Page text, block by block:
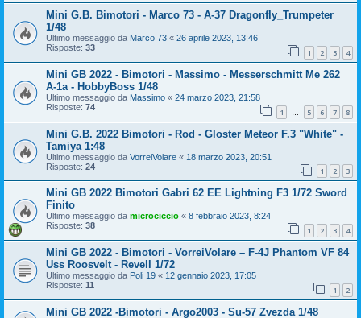
Mini G.B. Bimotori - Marco 73 - A-37 Dragonfly_Trumpeter
1/48
Ultimo messaggio da Marco 73 « 26 aprile 2023, 13:46
Risposte: 33 1 2 3 4
Mini GB 2022 - Bimotori - Massimo - Messerschmitt Me 262
A-1a - HobbyBoss 1/48
Ultimo messaggio da Massimo « 24 marzo 2023, 21:58
Risposte: 74 1 … 5 6 7 8
Mini G.B. 2022 Bimotori - Rod - Gloster Meteor F.3 "White" -
Tamiya 1:48
Ultimo messaggio da VorreiVolare « 18 marzo 2023, 20:51
Risposte: 24 1 2 3
Mini GB 2022 Bimotori Gabri 62 EE Lightning F3 1/72 Sword
Finito
Ultimo messaggio da microciccio « 8 febbraio 2023, 8:24
Risposte: 38 1 2 3 4
Mini GB 2022 - Bimotori - VorreiVolare – F-4J Phantom VF 84
Uss Roosvelt - Revell 1/72
Ultimo messaggio da Poli 19 « 12 gennaio 2023, 17:05
Risposte: 11 1 2
Mini GB 2022 -Bimotori - Argo2003 - Su-57 Zvezda 1/48